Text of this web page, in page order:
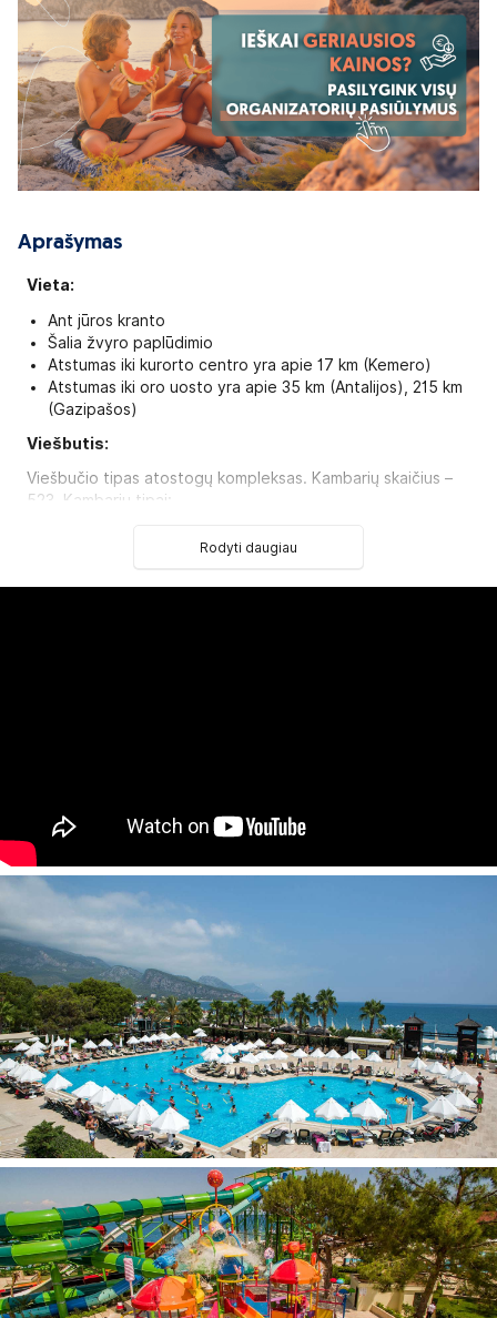
Aprašymas
Vieta:
Ant jūros kranto
Šalia žvyro paplūdimio
Atstumas iki kurorto centro yra apie 17 km (Kemero)
Atstumas iki oro uosto yra apie 35 km (Antalijos), 215 km
(Gazipašos)
Viešbutis:
Viešbučio tipas atostogų kompleksas. Kambarių skaičius –
523. Kambarių tipai:
Deluxe Family tipo kambarys (maks. 4 asm., 40 kv.m.)
Viešbutis oficialios kategorijos šalyje neturi
Mini baras (vandeniu ir gaiviaisiais gėrimais papildomas
kiekvieną dieną)
Viešbučio teritorijoje:
Restoranas
A'la carte restoranai – 4
Barai – 5
Diskoteka
Konferencijų centras (mokama)
Bevielis internetas (tam tikrose patalpose)
Parduotuvių zona (mokama)
Kirpyklos paslaugos (mokama)
Skalbimo paslaugos (mokama)
Gydytojo paslaugos (mokama)
Baseinai – 4
Gultai paplūdimyje
Čiužiniai prie baseino
Čiužiniai paplūdimyje
Skėčiai nuo saulės prie baseino
Skėčiai nuo saulės paplūdimyje
Paplūdimio rankšluosčiai prie baseino
Rodyti daugiau